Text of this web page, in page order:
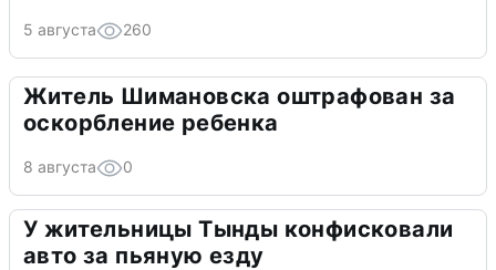
5 августа 260
Житель Шимановска оштрафован за
оскорбление ребенка
8 августа 0
У жительницы Тынды конфисковали
авто за пьяную езду